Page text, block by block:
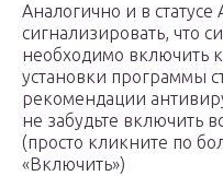
Аналогично и в статусе
сигнализировать, что
необходимо включить
установки программы
рекомендации
не забудьте включить
(просто кликните по
«Включить»)